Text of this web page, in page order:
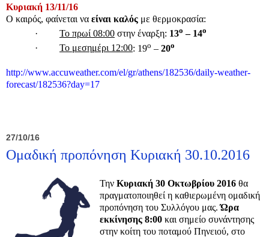
Κυριακή 13/11/16
Ο καιρός, φαίνεται να είναι καλός με θερμοκρασία:
·
Το πρωί 08:00 στην έναρξη: 13ο – 14ο
· Το μεσημέρι 12:00: 19ο – 20ο
http://www.accuweather.com/el/gr/athens/182536/daily-weather-
forecast/182536?day=17
27/10/16
Ομαδική προπόνηση Κυριακή 30.10.2016
Την Κυριακή 30 Οκτωβρίου 2016θα
πραγματοποιηθεί η καθιερωμένη ομαδική
προπόνηση του Συλλόγου μας.Ώρα
εκκίνησης 8:00και σημείο συνάντησης
στην κοίτη του ποταμού Πηνειού, στο